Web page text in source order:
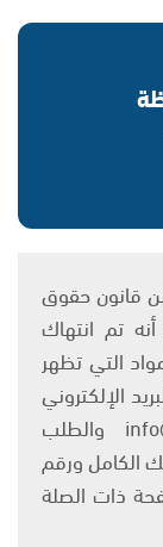
المواد وفقًا للمادة 27 أ من قانون حقوق
تعتقد أنه تم انتهاك
التي تظهر
الإلكتروني
على العنوان التالي: info@ashams.com والطلب
الكامل ورقم
ذات الصلة